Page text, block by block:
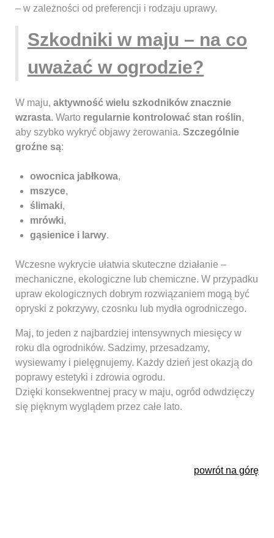
– w zależności od preferencji i rodzaju uprawy.
Szkodniki w maju – na co
uważać w ogrodzie?
W maju, aktywność wielu szkodników znacznie
wzrasta. Warto regularnie kontrolować stan roślin,
aby szybko wykryć objawy żerowania. Szczególnie
groźne są:
owocnica jabłkowa,
mszyce,
ślimaki,
mrówki,
gąsienice i larwy.
Wczesne wykrycie ułatwia skuteczne działanie –
mechaniczne, ekologiczne lub chemiczne. W przypadku
upraw ekologicznych dobrym rozwiązaniem mogą być
opryski z pokrzywy, czosnku lub mydła ogrodniczego.
Maj, to jeden z najbardziej intensywnych miesięcy w
roku dla ogrodników. Sadzimy, przesadzamy,
wysiewamy i pielęgnujemy. Każdy dzień jest okazją do
poprawy estetyki i zdrowia ogrodu.
Dzięki konsekwentnej pracy w maju, ogród odwdzięczy
się pięknym wyglądem przez całe lato.
powrót na górę